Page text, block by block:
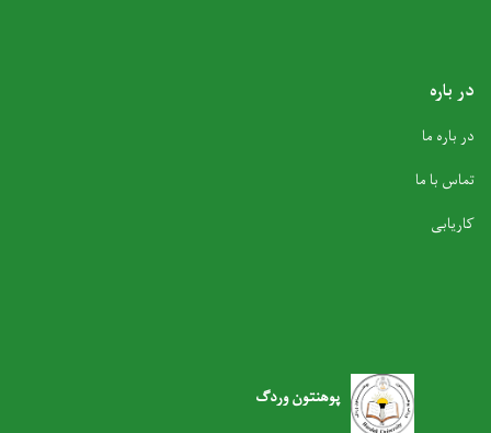
در باره
در باره ما
تماس با ما
کاریابی
پوهنتون وردگ